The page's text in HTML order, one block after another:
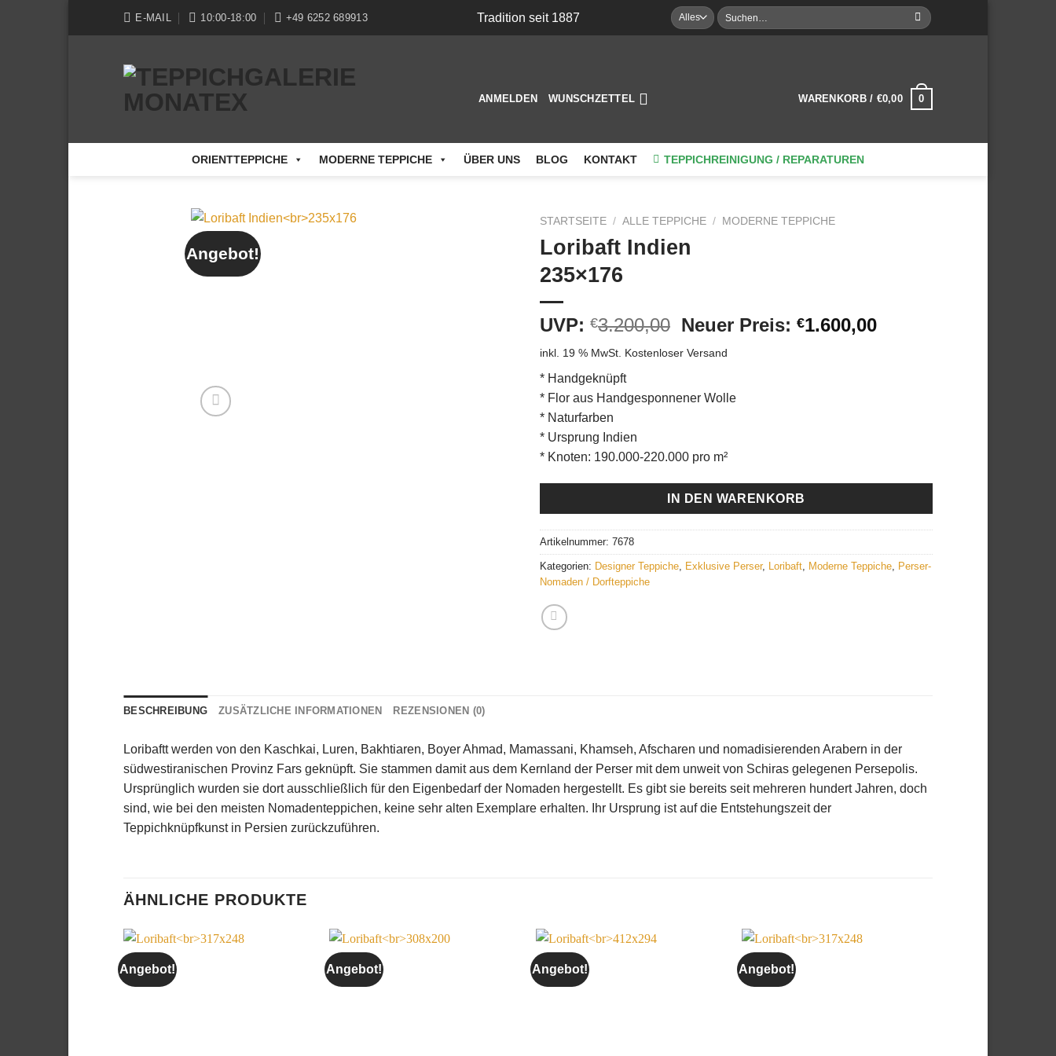
E-MAIL 10:00-18:00 +49 6252 689913 Tradition seit 1887
Suche
nach:
ANMELDEN WUNSCHZETTEL WARENKORB / €0,00 0
ORIENTTEPPICHE MODERNE TEPPICHE ÜBER UNS BLOG KONTAKT TEPPICHREINIGUNG / REPARATUREN
Angebot!
STARTSEITE / ALLE TEPPICHE / MODERNE TEPPICHE
Loribaft Indien
235×176
UVP: €3.200,00 Ursprünglicher
war:
Neuer Preis: €1.600,00Aktueller
inkl. 19 % MwSt. Kostenloser Versand
* Handgeknüpft
* Flor aus Handgesponnener Wolle
* Naturfarben
* Ursprung Indien
* Knoten: 190.000-220.000 pro m²
IN DEN WARENKORB
Artikelnummer: 7678
Kategorien: Designer Teppiche, Exklusive Perser, Loribaft, Moderne Teppiche, Perser-
Nomaden / Dorfteppiche
BESCHREIBUNG ZUSÄTZLICHE INFORMATIONEN REZENSIONEN (0)
Loribaftt werden von den Kaschkai, Luren, Bakhtiaren, Boyer Ahmad, Mamassani, Khamseh, Afscharen und nomadisierenden Arabern in der
südwestiranischen Provinz Fars geknüpft. Sie stammen damit aus dem Kernland der Perser mit dem unweit von Schiras gelegenen Persepolis.
Ursprünglich wurden sie dort ausschließlich für den Eigenbedarf der Nomaden hergestellt. Es gibt sie bereits seit mehreren hundert Jahren, doch
sind, wie bei den meisten Nomadenteppichen, keine sehr alten Exemplare erhalten. Ihr Ursprung ist auf die Entstehungszeit der
Teppichknüpfkunst in Persien zurückzuführen.
ÄHNLICHE PRODUKTE
Angebot! Angebot! Angebot! Angebot!